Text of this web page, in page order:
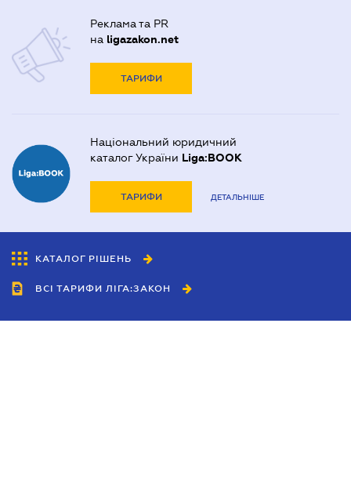
Реклама та PR
на ligazakon.net
ТАРИФИ
Національний юридичний
каталог України Liga:BOOK
ТАРИФИ ДЕТАЛЬНІШЕ
КАТАЛОГ РІШЕНЬ
ВСІ ТАРИФИ ЛІГА:ЗАКОН